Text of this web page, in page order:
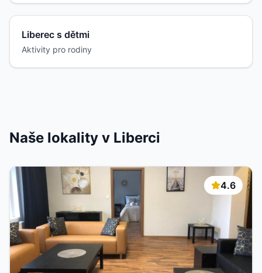
Liberec s dětmi
Aktivity pro rodiny
Naše lokality v Liberci
4.6